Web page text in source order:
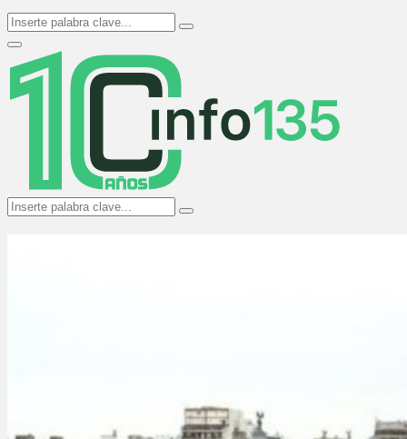
Search
for:
Search
Primary
Menu
Search
for:
Search